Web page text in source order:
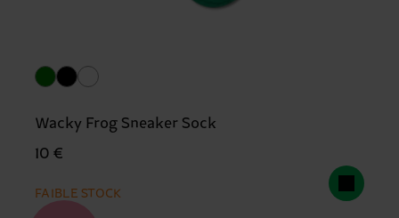
Wacky Frog Sneaker Sock
10 €
FAIBLE STOCK